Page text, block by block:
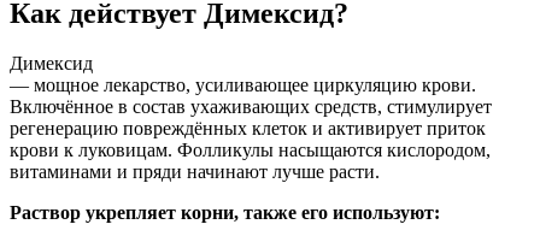
Как действует Димексид?
Димексид
— мощное лекарство, усиливающее циркуляцию крови.
Включённое в состав ухаживающих средств, стимулирует
регенерацию повреждённых клеток и активирует приток
крови к луковицам. Фолликулы насыщаются кислородом,
витаминами и пряди начинают лучше расти.
Раствор укрепляет корни, также его используют: